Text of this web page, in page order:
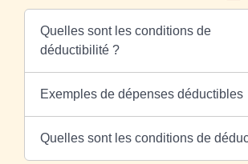
Quelles sont les conditions de
déductibilité ?
Exemples de dépenses déductibles
Quelles sont les conditions de